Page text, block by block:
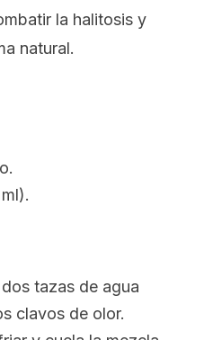
la halitosis y
natural.
tazas de agua
clavos de olor.